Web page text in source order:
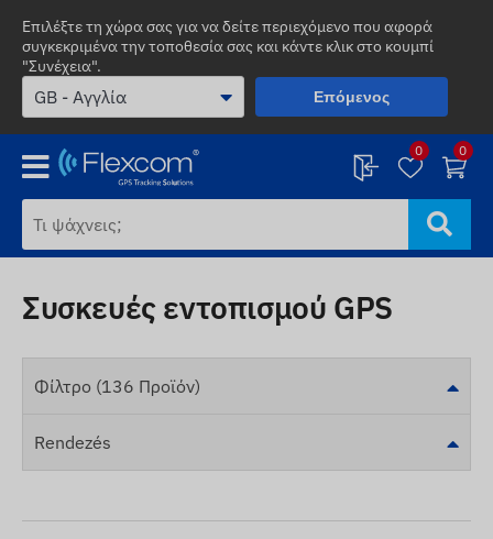
Επιλέξτε τη χώρα σας για να δείτε περιεχόμενο που αφορά
συγκεκριμένα την τοποθεσία σας και κάντε κλικ στο κουμπί
"Συνέχεια".
Επόμενος
0 0
Συσκευές εντοπισμού GPS
Φίλτρο (136 Προϊόν)
Rendezés